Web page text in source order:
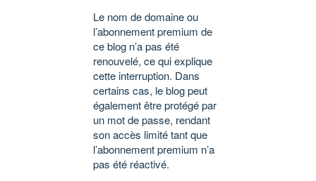
Le nom de domaine ou
l’abonnement premium de
ce blog n’a pas été
renouvelé, ce qui explique
cette interruption. Dans
certains cas, le blog peut
également être protégé par
un mot de passe, rendant
son accès limité tant que
l’abonnement premium n’a
pas été réactivé.